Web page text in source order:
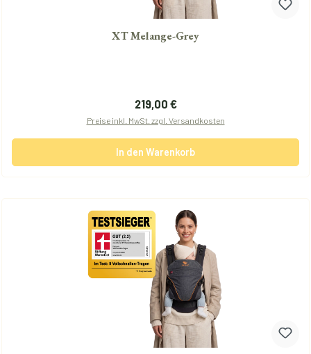
XT Melange-Grey
Regulärer Preis:
219,00 €
Preise inkl. MwSt. zzgl. Versandkosten
In den Warenkorb